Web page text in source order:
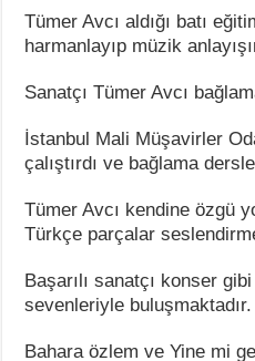
Tümer Avcı aldığı batı
harmanlayıp müzik
Sanatçı Tümer Avcı
İstanbul Mali Müşavirler
çalıştırdı ve bağlama
Tümer Avcı kendine özgü
Türkçe parçalar
Başarılı sanatçı konser
sevenleriyle buluşmaktadır.
Bahara özlem ve Yine mi